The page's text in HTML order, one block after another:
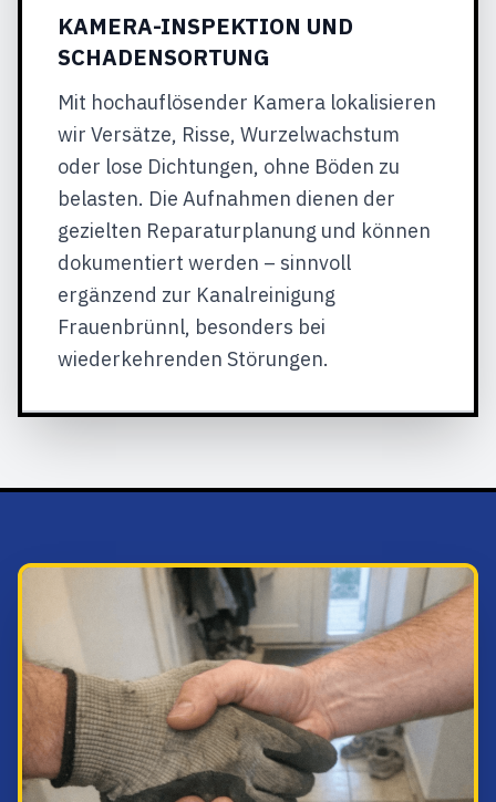
KAMERA-INSPEKTION UND
SCHADENSORTUNG
Mit hochauflösender Kamera lokalisieren
wir Versätze, Risse, Wurzelwachstum
oder lose Dichtungen, ohne Böden zu
belasten. Die Aufnahmen dienen der
gezielten Reparaturplanung und können
dokumentiert werden – sinnvoll
ergänzend zur Kanalreinigung
Frauenbrünnl, besonders bei
wiederkehrenden Störungen.